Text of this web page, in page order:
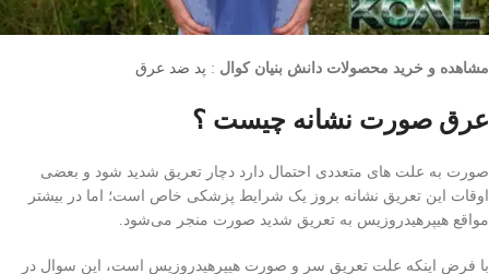
مشاهده و خرید محصولات دانش بنیان کوال : پد ضد عرق
عرق صورت نشانه چیست ؟
صورت به علت های متعددی احتمال دارد دچار تعریق شدید شود و بعضی
اوقات این تعریق نشانه بروز یک شرایط پزشکی خاص است؛ اما در بیشتر
مواقع هیپرهیدروزیس به تعریق شدید صورت منجر می‌شود.
با فرض اینکه علت تعریق سر و صورت هیپرهیدروزیس است، این سوال در